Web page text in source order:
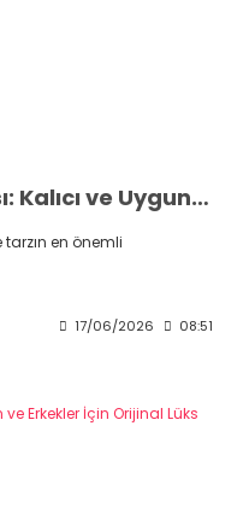
Tester Parfüm Dünyası: Kalıcı ve Uygun Fiyatlı Kokuların Yeni Adresi
tarzın en önemli
17/06/2026 08:51